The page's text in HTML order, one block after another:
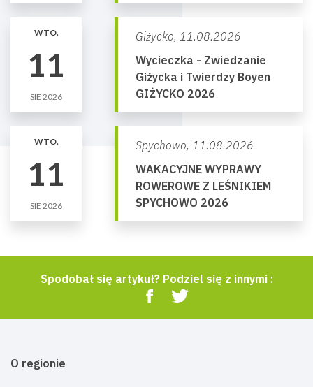
WTO.
11
SIE 2026
Giżycko, 11.08.2026
Wycieczka - Zwiedzanie
Giżycka i Twierdzy Boyen
GIŻYCKO 2026
WTO.
11
SIE 2026
Spychowo, 11.08.2026
WAKACYJNE WYPRAWY
ROWEROWE Z LEŚNIKIEM
SPYCHOWO 2026
Spodobał się artykuł? Podziel się z innymi :
O regionie